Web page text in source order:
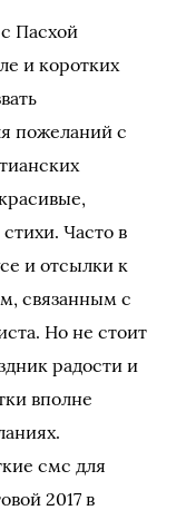
Пасхой
и коротких
пожеланий с
Часто в
и отсылки к
связанным с
Но не стоит
радости и
вполне
смс для
2017 в